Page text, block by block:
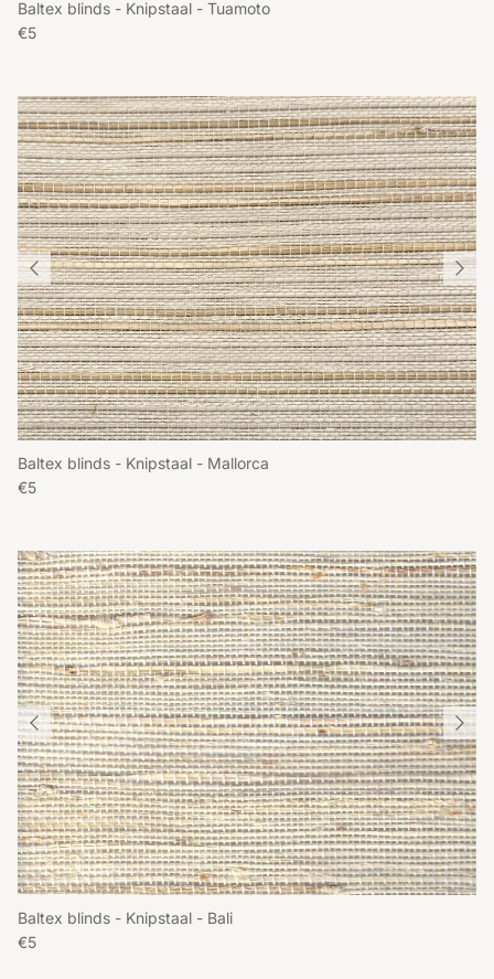
Baltex blinds - Knipstaal - Tuamoto
Reguliere prijs
€5
Baltex blinds - Knipstaal - Mallorca
Reguliere prijs
€5
Baltex blinds - Knipstaal - Bali
Reguliere prijs
€5